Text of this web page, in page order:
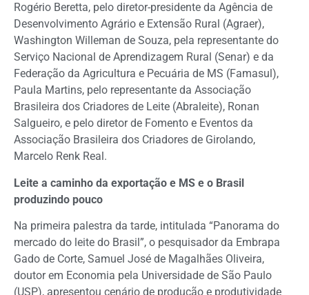
Rogério Beretta, pelo diretor-presidente da Agência de
Desenvolvimento Agrário e Extensão Rural (Agraer),
Washington Willeman de Souza, pela representante do
Serviço Nacional de Aprendizagem Rural (Senar) e da
Federação da Agricultura e Pecuária de MS (Famasul),
Paula Martins, pelo representante da Associação
Brasileira dos Criadores de Leite (Abraleite), Ronan
Salgueiro, e pelo diretor de Fomento e Eventos da
Associação Brasileira dos Criadores de Girolando,
Marcelo Renk Real.
Leite a caminho da exportação e MS e o Brasil
produzindo pouco
Na primeira palestra da tarde, intitulada “Panorama do
mercado do leite do Brasil”, o pesquisador da Embrapa
Gado de Corte, Samuel José de Magalhães Oliveira,
doutor em Economia pela Universidade de São Paulo
(USP), apresentou cenário de produção e produtividade